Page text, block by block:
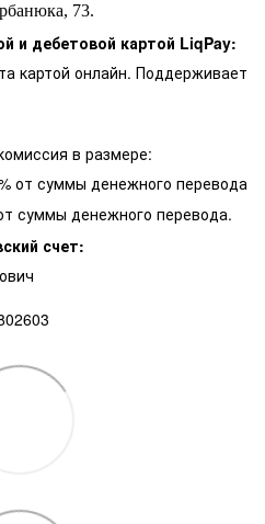
73.
и дебетовой картой LiqPay:
картой онлайн. Поддерживает
в размере:
от суммы денежного перевода
суммы денежного перевода.
счет: